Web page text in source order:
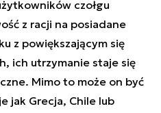
czołgu
z racji na posiadane
z powiększającym się
ich utrzymanie staje się
Mimo to może on być
jak Grecja, Chile lub